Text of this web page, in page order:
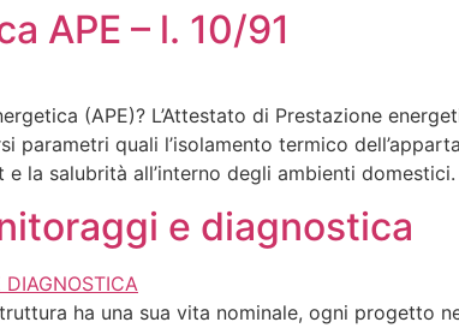
APE – l. 10/91
(APE)? L’Attestato di Prestazione
quali l’isolamento termico
la salubrità all’interno degli ambienti
e diagnostica
ha una sua vita nominale, ogni progetto